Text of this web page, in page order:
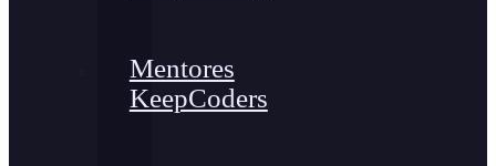
Mentores
KeepCoders